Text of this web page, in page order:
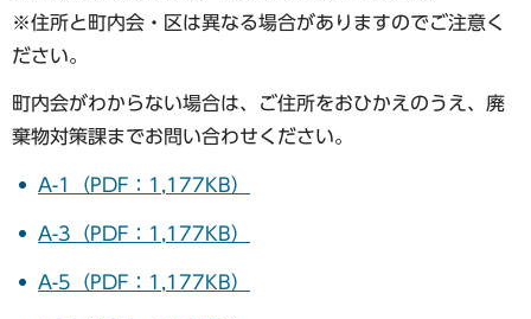
※住所と町内会・区は異なる場合がありますのでご注意く
ださい。
町内会がわからない場合は、ご住所をおひかえのうえ、廃
棄物対策課までお問い合わせください。
A-1（PDF：1,177KB）
A-3（PDF：1,177KB）
A-5（PDF：1,177KB）